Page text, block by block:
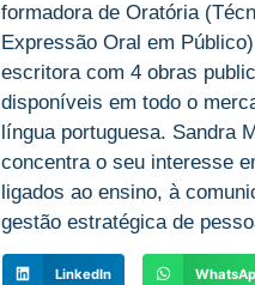
formadora de Oratória
Expressão Oral em
escritora com 4 obras
disponíveis em todo o
língua portuguesa. Sandra
concentra o seu interesse
ligados ao ensino, à
gestão estratégica de
LinkedIn